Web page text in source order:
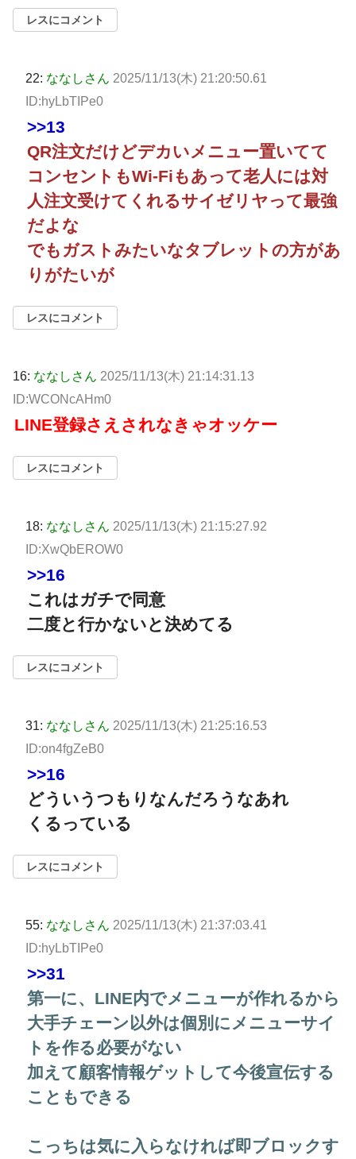
レスにコメント
22: ななしさん 2025/11/13(木) 21:20:50.61
ID:hyLbTIPe0
>>13
QR注文だけどデカいメニュー置いてて
コンセントもWi-Fiもあって老人には対
人注文受けてくれるサイゼリヤって最強
だよな
でもガストみたいなタブレットの方があ
りがたいが
レスにコメント
16: ななしさん 2025/11/13(木) 21:14:31.13
ID:WCONcAHm0
LINE登録さえされなきゃオッケー
レスにコメント
18: ななしさん 2025/11/13(木) 21:15:27.92
ID:XwQbEROW0
>>16
これはガチで同意
二度と行かないと決めてる
レスにコメント
31: ななしさん 2025/11/13(木) 21:25:16.53
ID:on4fgZeB0
>>16
どういうつもりなんだろうなあれ
くるっている
レスにコメント
55: ななしさん 2025/11/13(木) 21:37:03.41
ID:hyLbTIPe0
>>31
第一に、LINE内でメニューが作れるから
大手チェーン以外は個別にメニューサイ
トを作る必要がない
加えて顧客情報ゲットして今後宣伝する
こともできる
こっちは気に入らなければ即ブロックす